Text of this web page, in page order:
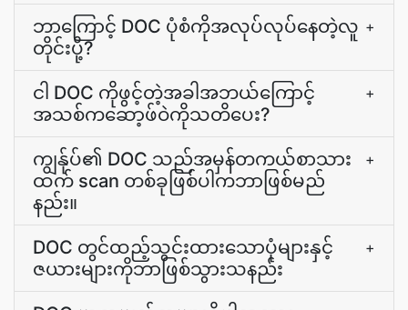
ဘာကြောင့် DOC ပုံစံကိုအလုပ်လုပ်နေတဲ့လူ
တိုင်းပို့?
+
ငါ DOC ကိုဖွင့်တဲ့အခါအဘယ်ကြောင့်
အသစ်ကဆော့ဖ်ဝဲကိုသတိပေး?
+
ကျွန်ုပ်၏ DOC သည်အမှန်တကယ်စာသား
ထက် scan တစ်ခုဖြစ်ပါကဘာဖြစ်မည်
နည်း။
+
DOC တွင်ထည့်သွင်းထားသောပုံများနှင့်
ဇယားများကိုဘာဖြစ်သွားသနည်း
+